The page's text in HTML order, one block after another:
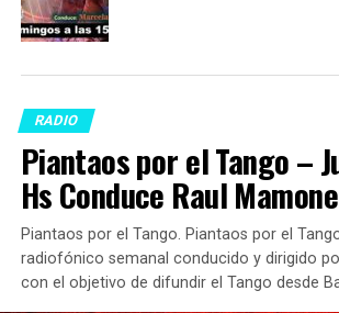
RADIO
Piantaos por el Tango –
Hs Conduce Raul Mamone
Piantaos por el Tango. Piantaos por el
radiofónico semanal conducido y dirigido
con el objetivo de difundir el Tango desde